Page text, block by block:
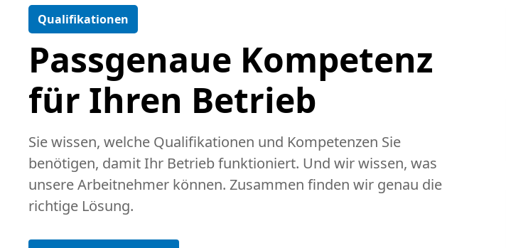
Qualifikationen
Passgenaue Kompetenz
für Ihren Betrieb
Sie wissen, welche Qualifikationen und Kompetenzen Sie
benötigen, damit Ihr Betrieb funktioniert. Und wir wissen, was
unsere Arbeitnehmer können. Zusammen finden wir genau die
richtige Lösung.